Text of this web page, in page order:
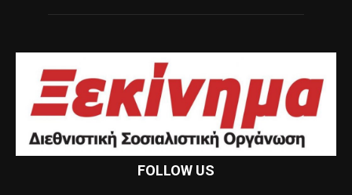
FOLLOW US